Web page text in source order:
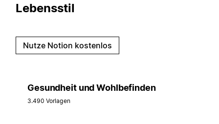
Lebensstil
Nutze Notion kostenlos
Gesundheit und Wohlbefinden
3.490 Vorlagen